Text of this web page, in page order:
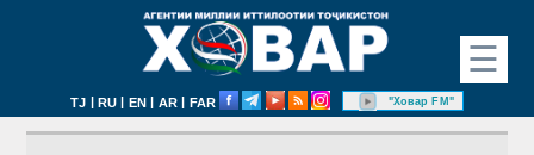
☰
TJ | RU | EN | AR | FAR "Ховар FM"